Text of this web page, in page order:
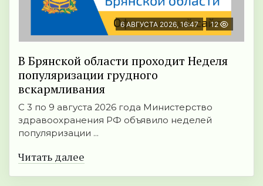
6 АВГУСТА 2026, 16:47 12
В Брянской области проходит Неделя
популяризации грудного
вскармливания
С 3 по 9 августа 2026 года Министерство
здравоохранения РФ объявило неделей
популяризации ...
Читать далее